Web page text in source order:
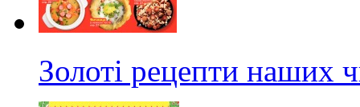
Золоті рецепти наших